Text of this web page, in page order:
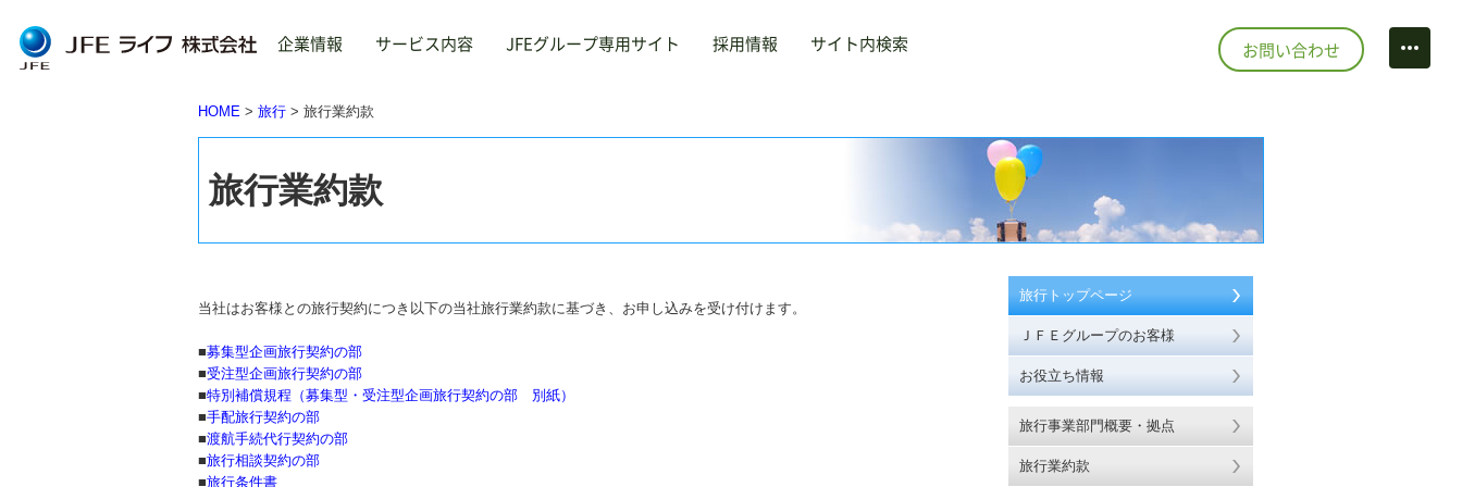
企業情報
About us
事業拠点
サービス内容
Service 半田ゴルフリンクス
エーススポーツプラザ市川
給与・厚生 外国人材受入支援
JFEグループ専用サイト 採用情報 サイト内検索 お問い合わせ
トップ
TOP
About us
ごあいさつ
企業理念
会社概要
事業内容
沿革
サービス
給与・厚生
採用情報
Recruit
Contact
サイトマップ
Site map
HOME 旅行 旅行業約款
旅行業約款
当社はお客様との旅行契約につき以下の当社旅行業約款に基づき、お申し込みを受け付けます。
■募集型企画旅行契約の部
■受注型企画旅行契約の部
■特別補償規程（募集型・受注型企画旅行契約の部 別紙）
■手配旅行契約の部
■渡航手続代行契約の部
■旅行相談契約の部
■旅行条件書
旅行トップページ
ＪＦＥグループのお客様
お役立ち情報
旅行事業部門概要・拠点
旅行業約款